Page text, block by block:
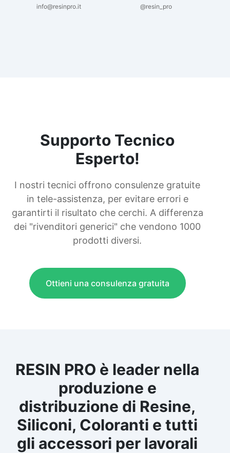
info@resinpro.it @resin_pro
Supporto Tecnico
Esperto!
I nostri tecnici offrono consulenze gratuite
in tele-assistenza, per evitare errori e
garantirti il risultato che cerchi. A differenza
dei "rivenditori generici" che vendono 1000
prodotti diversi.
Ottieni una consulenza gratuita
RESIN PRO è leader nella
produzione e
distribuzione di Resine,
Siliconi, Coloranti e tutti
gli accessori per lavorali